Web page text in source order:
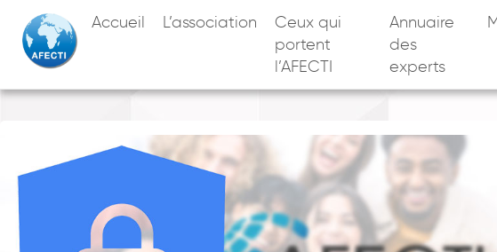
Accueil L’association
Ceux qui
portent
l’AFECTI
Annuaire
des
experts